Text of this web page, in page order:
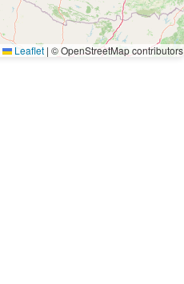
Leaflet | © OpenStreetMap contributors